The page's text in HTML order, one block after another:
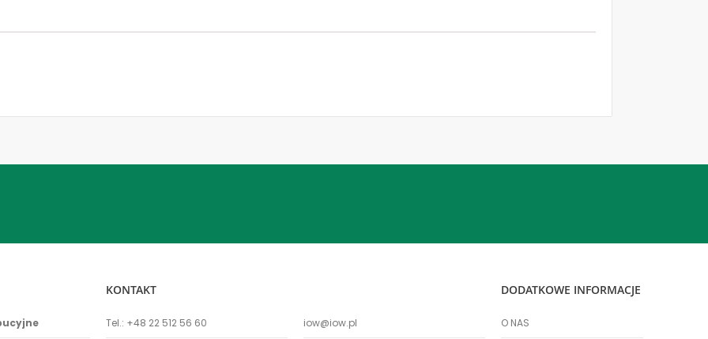
KONTAKT
Tel.: +48 22 512 56 60 iow@iow.pl
DODATKOWE INFORMACJE
O NAS